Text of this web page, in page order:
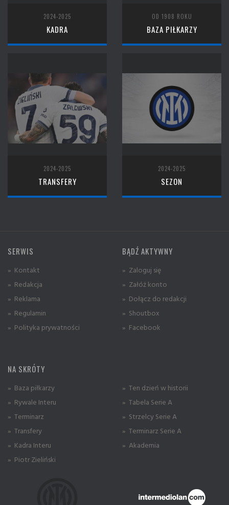
2024-2025
KADRA
OD 1908 ROKU
BAZA PIŁKARZY
2024-2025
TRANSFERY
2024-2025
SEZON
SERWIS
» Kontakt
» Redakcja
» Reklama
» Regulamin
» Polityka prywatności
BĄDŹ AKTYWNY
» Zaloguj się
» Załóż konto
» Dołącz do redakcji
» Shoutbox
» Facebook
NA SKRÓTY
» Baza piłkarzy
» Rywale Interu
» Terminarz
» Transfery
» Kadra Interu
» Piotr Zieliński
» Ten dzień w historii
» Tabela Serie A
» Strzelcy Serie A
» Terminarz Serie A
» Akademia